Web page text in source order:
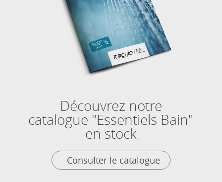
Découvrez notre
catalogue "Essentiels Bain"
en stock
Consulter le catalogue